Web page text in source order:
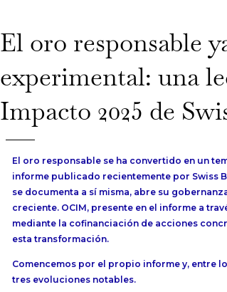
El oro responsable
experimental: una
Impacto 2025 de
El oro responsable se ha convertido en un
informe publicado recientemente por Swiss
se documenta a sí misma, abre su
creciente. OCIM, presente en el informe a
mediante la cofinanciación de acciones
esta transformación.
Comencemos por el propio informe y, entre
tres evoluciones notables.